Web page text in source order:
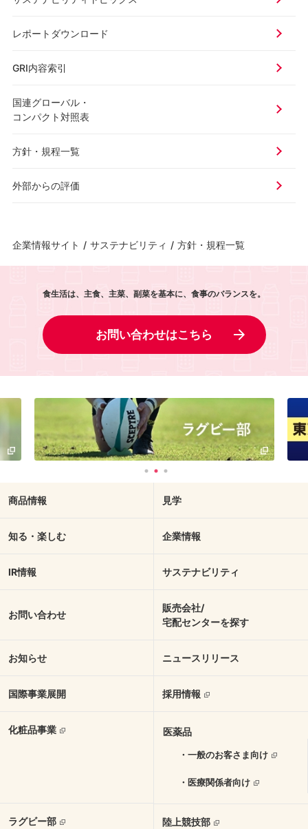
レポートダウンロード
GRI内容索引
国連グローバル・
コンパクト対照表
方針・規程一覧
外部からの評価
企業情報サイト / サステナビリティ / 方針・規程一覧
食生活は、主食、主菜、副菜を基本に、食事のバランスを。
お問い合わせはこちら
商品情報 見学
知る・楽しむ 企業情報
IR情報 サステナビリティ
お問い合わせ
販売会社/
宅配センターを探す
お知らせ ニュースリリース
国際事業展開 採用情報
化粧品事業 医薬品
・一般のお客さま向け
・医療関係者向け
ラグビー部 陸上競技部